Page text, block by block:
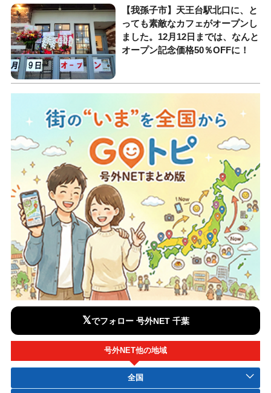
【我孫子市】天王台駅北口に、と
っても素敵なカフェがオープンし
ました。12月12日までは、なんと
オープン記念価格50％OFFに！
𝕏でフォロー 号外NET 千葉
号外NET他の地域
全国